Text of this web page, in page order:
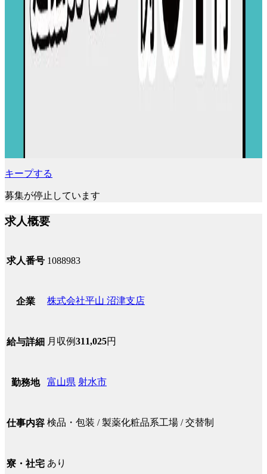
キープする
募集が停止しています
求人概要
求人番号 1088983
企業 株式会社平山 沼津支店
給与詳細 月収例311,025円
勤務地 富山県 射水市
仕事内容 検品・包装 / 製薬化粧品系工場 / 交替制
寮・社宅 あり